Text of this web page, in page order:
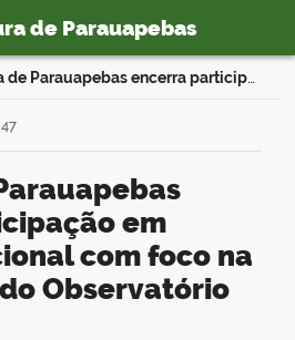
de Parauapebas
Comitiva de Parauapebas encerra participação em encontro nacional com foco na qualificação do Observatório de Gênero
em
com foco na
Observatório